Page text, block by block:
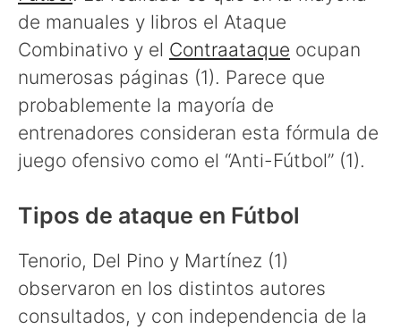
de manuales y libros el Ataque
Combinativo y el Contraataque ocupan
numerosas páginas (1). Parece que
probablemente la mayoría de
entrenadores consideran esta fórmula de
juego ofensivo como el “Anti-Fútbol” (1).
Tipos de ataque en Fútbol
Tenorio, Del Pino y Martínez (1)
observaron en los distintos autores
consultados, y con independencia de la